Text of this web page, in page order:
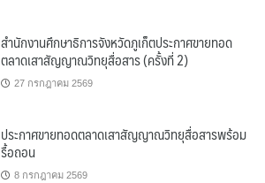
สำนักงานศึกษาธิการจังหวัดภูเก็ตประกาศขายทอด
ตลาดเสาสัญญาณวิทยุสื่อสาร (ครั้งที่ 2)
27 กรกฎาคม 2569
ประกาศขายทอดตลาดเสาสัญญาณวิทยุสื่อสารพร้อม
รื้อถอน
8 กรกฎาคม 2569